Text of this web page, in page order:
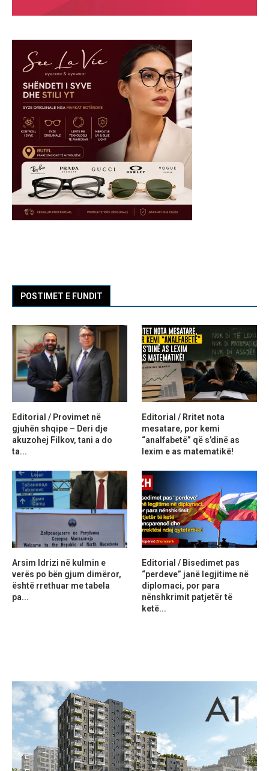
POSTIMET E FUNDIT
Editorial / Provimet në
gjuhën shqipe – Deri dje
akuzohej Filkov, tani a do
ta...
Editorial / Rritet nota
mesatare, por kemi
“analfabetë” që s’dinë as
lexim e as matematikë!
Arsim Idrizi në kulmin e
verës po bën gjum dimëror,
është rrethuar me tabela
pa...
Editorial / Bisedimet pas
“perdeve” janë legjitime në
diplomaci, por para
nënshkrimit patjetër të
ketë...